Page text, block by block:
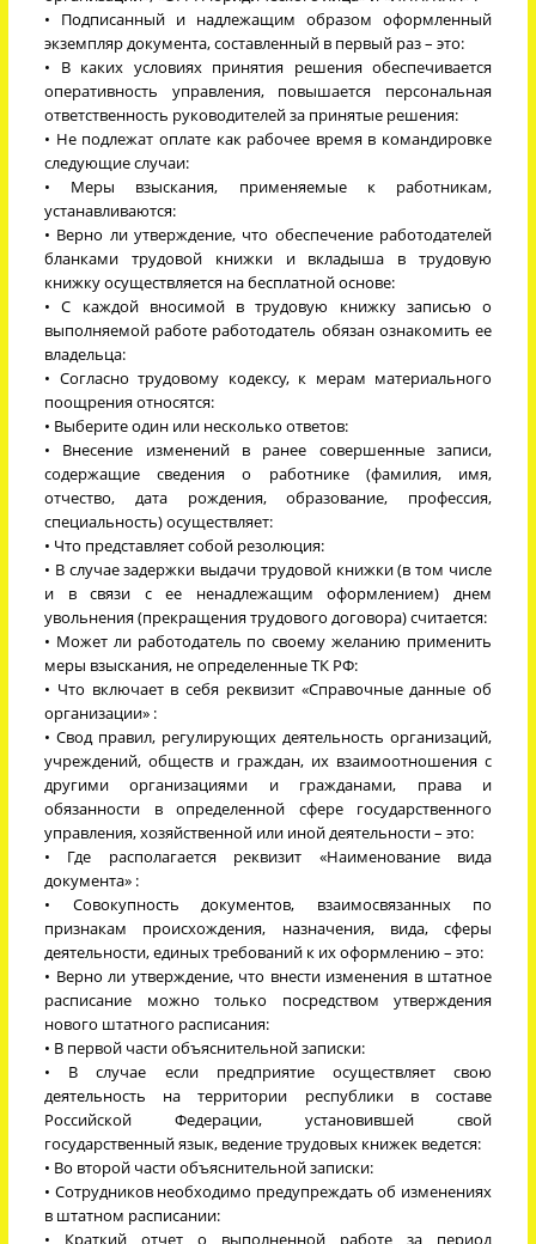
• Подписанный и надлежащим образом оформленный
экземпляр документа, составленный в первый раз – это:
• В каких условиях принятия решения обеспечивается
оперативность управления, повышается персональная
ответственность руководителей за принятые решения:
• Не подлежат оплате как рабочее время в командировке
следующие случаи:
• Меры взыскания, применяемые к работникам,
устанавливаются:
• Верно ли утверждение, что обеспечение работодателей
бланками трудовой книжки и вкладыша в трудовую
книжку осуществляется на бесплатной основе:
• С каждой вносимой в трудовую книжку записью о
выполняемой работе работодатель обязан ознакомить ее
владельца:
• Согласно трудовому кодексу, к мерам материального
поощрения относятся:
• Выберите один или несколько ответов:
• Внесение изменений в ранее совершенные записи,
содержащие сведения о работнике (фамилия, имя,
отчество, дата рождения, образование, профессия,
специальность) осуществляет:
• Что представляет собой резолюция:
• В случае задержки выдачи трудовой книжки (в том числе
и в связи с ее ненадлежащим оформлением) днем
увольнения (прекращения трудового договора) считается:
• Может ли работодатель по своему желанию применить
меры взыскания, не определенные ТК РФ:
• Что включает в себя реквизит «Справочные данные об
организации» :
• Свод правил, регулирующих деятельность организаций,
учреждений, обществ и граждан, их взаимоотношения с
другими организациями и гражданами, права и
обязанности в определенной сфере государственного
управления, хозяйственной или иной деятельности – это:
• Где располагается реквизит «Наименование вида
документа» :
• Совокупность документов, взаимосвязанных по
признакам происхождения, назначения, вида, сферы
деятельности, единых требований к их оформлению – это:
• Верно ли утверждение, что внести изменения в штатное
расписание можно только посредством утверждения
нового штатного расписания:
• В первой части объяснительной записки:
• В случае если предприятие осуществляет свою
деятельность на территории республики в составе
Российской Федерации, установившей свой
государственный язык, ведение трудовых книжек ведется:
• Во второй части объяснительной записки:
• Сотрудников необходимо предупреждать об изменениях
в штатном расписании:
• Краткий отчет о выполненной работе за период